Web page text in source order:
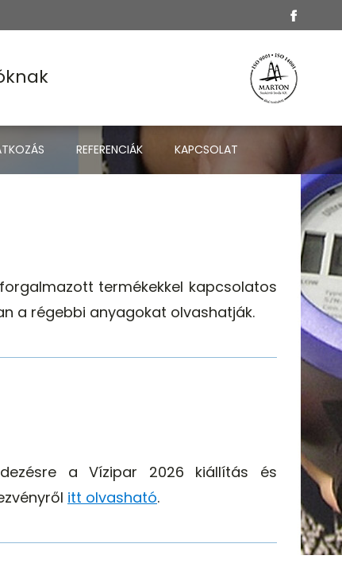
REFERENCIÁK KAPCSOLAT
termékekkel kapcsolatos
a régebbi anyagokat olvashatják.
a Vízipar 2026 kiállítás és
itt olvasható.